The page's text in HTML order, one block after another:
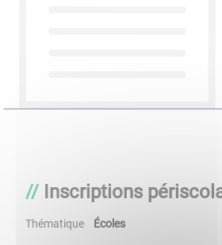
Inscriptions
Thématique Écoles